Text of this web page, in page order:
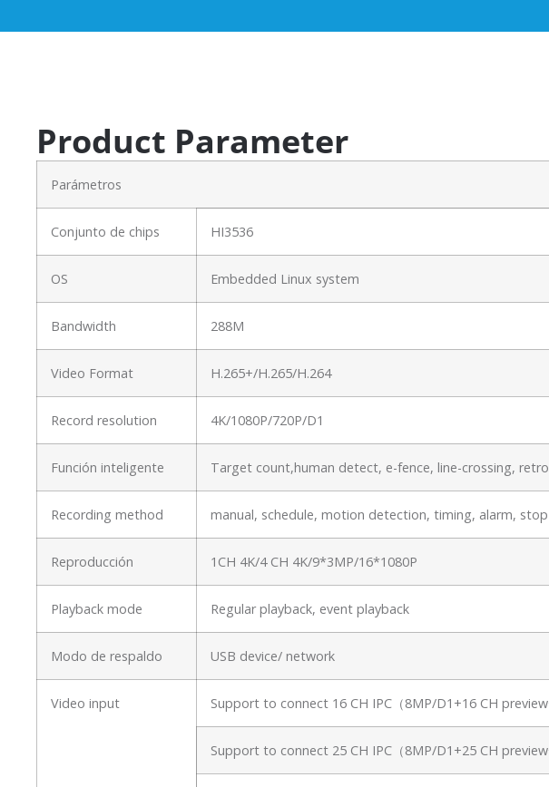
Product Parameter
Parámetros
Conjunto de chips HI3536
OS Embedded Linux system
Bandwidth 288M
Video Format H.265+/H.265/H.264
Record resolution 4K/1080P/720P/D1
Función inteligente Target count,human detect, e-fence, line-crossing,
Recording method manual, schedule, motion detection, timing, alarm, stop
Reproducción 1CH 4K/4 CH 4K/9*3MP/16*1080P
Playback mode Regular playback, event playback
Modo de respaldo USB device/ network
Video input Support to connect 16 CH IPC（8MP/D1+16 CH
Support to connect 25 CH IPC（8MP/D1+25 CH